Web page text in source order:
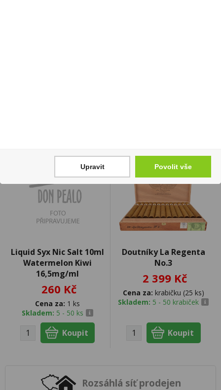
Liquid Syx Nic Salt 10ml
Watermelon Kiwi
16,5mg/ml
260 Kč
Cena za: 1 ks
Skladem: 5 - 50 ks
Doutníky La Regenta
No.3
2 399 Kč
Cena za: krabičku (25 ks)
Skladem: 5 - 50 krabiček
Rozsáhlá síť prodejen
Upravit Povolit vše